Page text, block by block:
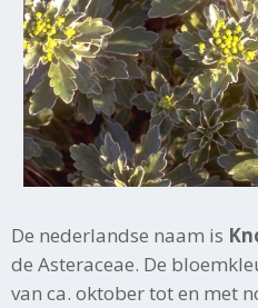
De nederlandse naam is
de Asteraceae. De
van ca. oktober tot en met